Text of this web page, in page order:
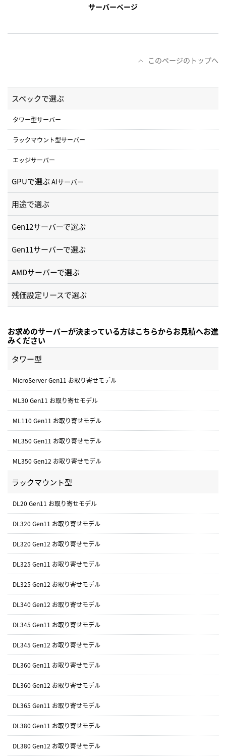
サーバーページ
このページのトップへ
スペックで選ぶ
タワー型サーバー
ラックマウント型サーバー
エッジサーバー
GPUで選ぶAIサーバー
用途で選ぶ
Gen12サーバーで選ぶ
Gen11サーバーで選ぶ
AMDサーバーで選ぶ
残価設定リースで選ぶ
お求めのサーバーが決まっている方はこちらからお見積へお進
みください
タワー型
MicroServer Gen11 お取り寄せモデル
ML30 Gen11 お取り寄せモデル
ML110 Gen11 お取り寄せモデル
ML350 Gen11 お取り寄せモデル
ML350 Gen12 お取り寄せモデル
ラックマウント型
DL20 Gen11 お取り寄せモデル
DL320 Gen11 お取り寄せモデル
DL320 Gen12 お取り寄せモデル
DL325 Gen11 お取り寄せモデル
DL325 Gen12 お取り寄せモデル
DL340 Gen12 お取り寄せモデル
DL345 Gen11 お取り寄せモデル
DL345 Gen12 お取り寄せモデル
DL360 Gen11 お取り寄せモデル
DL360 Gen12 お取り寄せモデル
DL365 Gen11 お取り寄せモデル
DL380 Gen11 お取り寄せモデル
DL380 Gen12 お取り寄せモデル